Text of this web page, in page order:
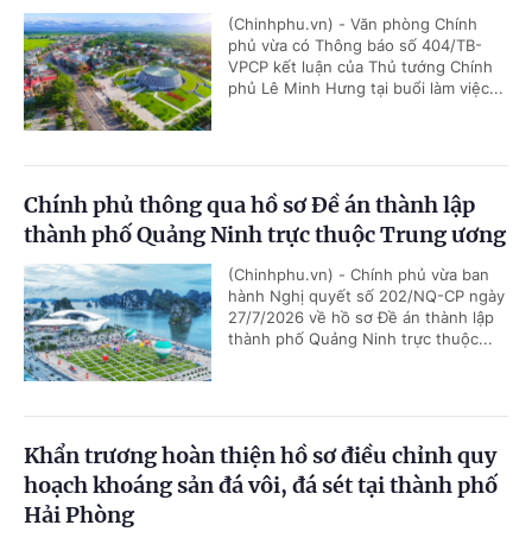
(Chinhphu.vn) - Văn phòng Chính
phủ vừa có Thông báo số 404/TB-
VPCP kết luận của Thủ tướng Chính
phủ Lê Minh Hưng tại buổi làm việc...
Chính phủ thông qua hồ sơ Đề án thành lập
thành phố Quảng Ninh trực thuộc Trung ương
(Chinhphu.vn) - Chính phủ vừa ban
hành Nghị quyết số 202/NQ-CP ngày
27/7/2026 về hồ sơ Đề án thành lập
thành phố Quảng Ninh trực thuộc...
Khẩn trương hoàn thiện hồ sơ điều chỉnh quy
hoạch khoáng sản đá vôi, đá sét tại thành phố
Hải Phòng